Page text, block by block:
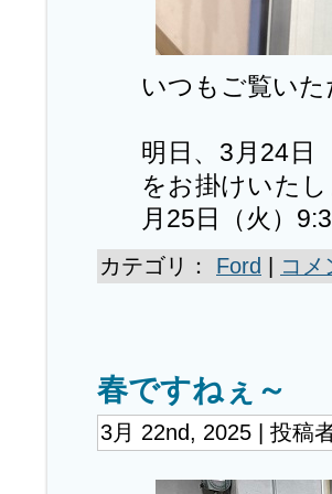
いつもご覧い
明日、3月24日
をお掛けいた
月25日（火）
カテゴリ： Ford | コメ
春ですねぇ～
3月 22nd, 2025 | 投稿